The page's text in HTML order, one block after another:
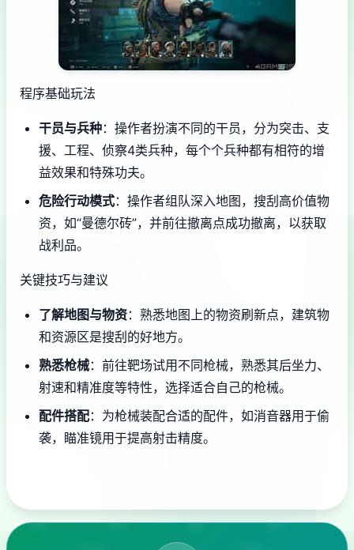
程序基础玩法
干员与兵种：操作者扮演不同的干员，分为突击、支
援、工程、侦察4类兵种，每个个兵种都有相符的增
益效果和特殊功夫。
危险行动模式：操作者组队深入地图，搜刮高价值物
资，如“曼德尔砖”，并前往撤离点成功撤离，以获取
战利品。
关键技巧与建议
了解地图与物资：熟悉地图上的物资刷新点，建筑物
和资源区是搜刮的好地方。
熟悉枪械：前往靶场试用不同枪械，熟悉其后坐力、
射速和精准度等特性，选择适合自己的枪械。
配件搭配：为枪械装配合适的配件，如消音器用于偷
袭，瞄准镜用于提高射击精度。